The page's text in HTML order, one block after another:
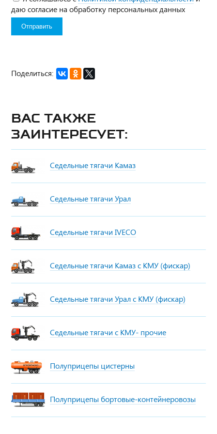
даю согласие на обработку персональных данных
Поделиться:
Вас также
заинтересует:
Седельные тягачи Камаз
Седельные тягачи Урал
Седельные тягачи IVECO
Седельные тягачи Камаз с КМУ (фискар)
Седельные тягачи Урал с КМУ (фискар)
Седельные тягачи с КМУ- прочие
Полуприцепы цистерны
Полуприцепы бортовые-контейнеровозы